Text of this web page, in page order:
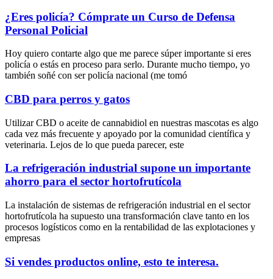
¿Eres policía? Cómprate un Curso de Defensa
Personal Policial
Hoy quiero contarte algo que me parece súper importante si eres
policía o estás en proceso para serlo. Durante mucho tiempo, yo
también soñé con ser policía nacional (me tomó
CBD para perros y gatos
Utilizar CBD o aceite de cannabidiol en nuestras mascotas es algo
cada vez más frecuente y apoyado por la comunidad científica y
veterinaria. Lejos de lo que pueda parecer, este
La refrigeración industrial supone un importante
ahorro para el sector hortofrutícola
La instalación de sistemas de refrigeración industrial en el sector
hortofrutícola ha supuesto una transformación clave tanto en los
procesos logísticos como en la rentabilidad de las explotaciones y
empresas
Si vendes productos online, esto te interesa.